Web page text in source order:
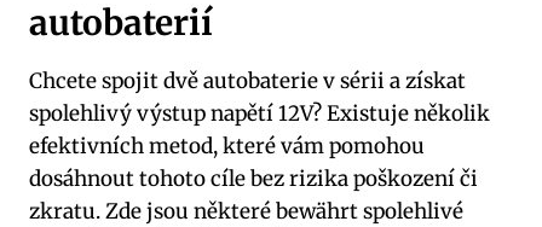
autobaterií
Chcete spojit dvě autobaterie v sérii a získat
spolehlivý výstup napětí 12V? Existuje několik
efektivních metod, které vám pomohou
dosáhnout tohoto cíle bez rizika poškození či
zkratu. Zde jsou některé bewährt spolehlivé